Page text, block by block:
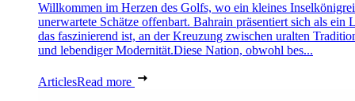
Willkommen im Herzen des Golfs, wo ein kleines
unerwartete Schätze offenbart. Bahrain präsentiert sich als ein
das faszinierend ist, an der Kreuzung zwischen uralten
und lebendiger Modernität.Diese Nation, obwohl bes...
ArticlesRead more